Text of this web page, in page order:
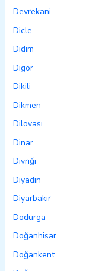
Devrekani
Dicle
Didim
Digor
Dikili
Dikmen
Dilovası
Dinar
Divriği
Diyadin
Diyarbakır
Dodurga
Doğanhisar
Doğankent